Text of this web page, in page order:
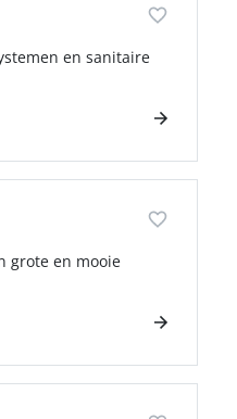
en sanitaire
grote en mooie